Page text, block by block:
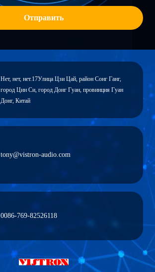
Отправить
Нет, нет, нет.17Улица Цзи Цай, район Сонг Ганг,
город Цин Си, город Донг Гуан, провинция Гуан
Донг, Китай
tony@vistron-audio.com
0086-769-82526118